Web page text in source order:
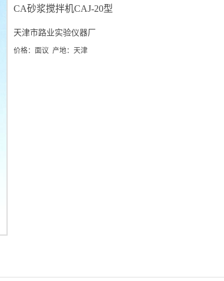
CA砂浆搅拌机CAJ-20型
天津市路业实验仪器厂
价格：面议 产地：天津